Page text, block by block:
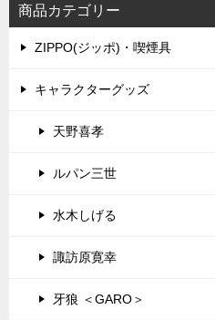
商品カテゴリー
ZIPPO(ジッポ)・喫煙具
キャラクターグッズ
天野喜孝
ルパン三世
水木しげる
諏訪原寛幸
牙狼 ＜GARO＞